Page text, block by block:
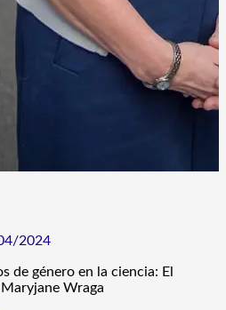
2024
de género en la ciencia: El
Wraga